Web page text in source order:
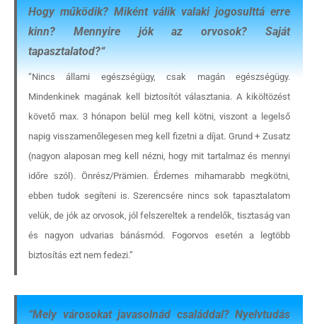
Hogy működik? Miként válik valaki jogosulttá erre
kinn? Mennyire jók az orvosok? Saját
tapasztalatod?“
“Nincs állami egészségügy, csak magán egészségügy.
Mindenkinek magának kell biztosítót választania. A kiköltözést
követő max. 3 hónapon belül meg kell kötni, viszont a legelső
napig visszamenőlegesen meg kell fizetni a díjat. Grund + Zusatz
(nagyon alaposan meg kell nézni, hogy mit tartalmaz és mennyi
időre szól). Önrész/Prämien. Érdemes mihamarabb megkötni,
ebben tudok segíteni is. Szerencsére nincs sok tapasztalatom
velük, de jók az orvosok, jól felszereltek a rendelők, tisztaság van
és nagyon udvarias bánásmód. Fogorvos esetén a legtöbb
biztosítás ezt nem fedezi.”
“Mely városokat javasolnád családdal? Nyelvtudás